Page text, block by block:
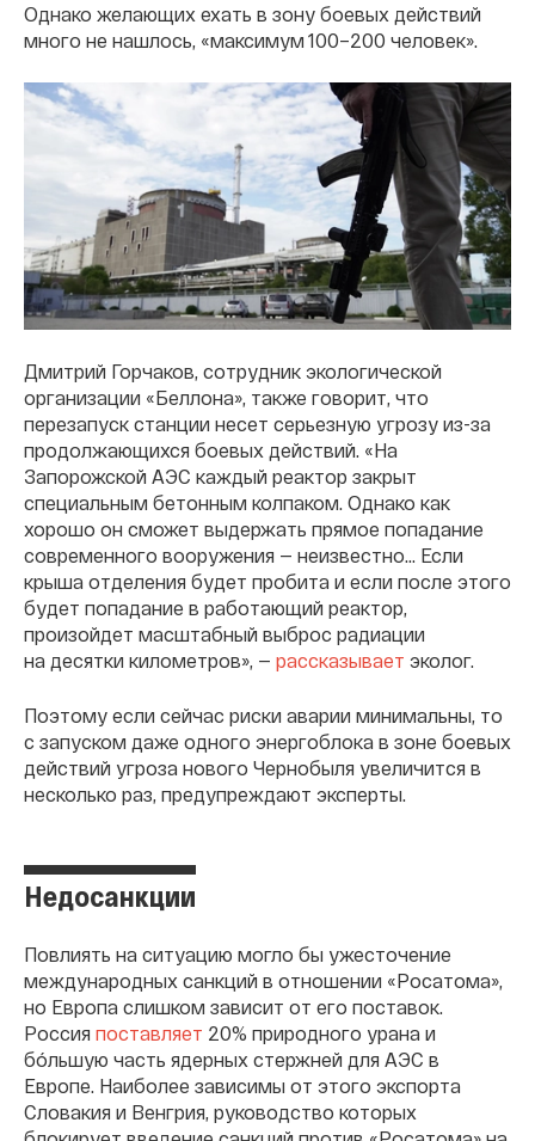
Однако желающих ехать в зону боевых действий
много не нашлось, «максимум 100–200 человек».
Дмитрий Горчаков, сотрудник экологической
организации «Беллона», также говорит, что
перезапуск станции несет серьезную угрозу из-за
продолжающихся боевых действий. «На
Запорожской АЭС каждый реактор закрыт
специальным бетонным колпаком. Однако как
хорошо он сможет выдержать прямое попадание
современного вооружения — неизвестно… Если
крыша отделения будет пробита и если после этого
будет попадание в работающий реактор,
произойдет масштабный выброс радиации
на десятки километров», — рассказывает эколог.
Поэтому если сейчас риски аварии минимальны, то
с запуском даже одного энергоблока в зоне боевых
действий угроза нового Чернобыля увеличится в
несколько раз, предупреждают эксперты.
Недосанкции
Повлиять на ситуацию могло бы ужесточение
международных санкций в отношении «Росатома»,
но Европа слишком зависит от его поставок.
Россия поставляет 20% природного урана и
бóльшую часть ядерных стержней для АЭС в
Европе. Наиболее зависимы от этого экспорта
Словакия и Венгрия, руководство которых